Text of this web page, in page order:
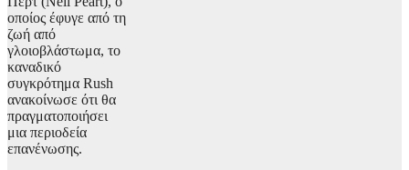
οποίος έφυγε από τη
ζωή από
γλοιοβλάστωμα, το
καναδικό
συγκρότημα Rush
ανακοίνωσε ότι θα
πραγματοποιήσει
μια περιοδεία
επανένωσης.